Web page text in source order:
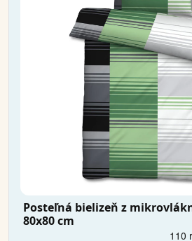
Posteľná bielizeň z
80x80 cm